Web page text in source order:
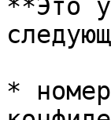
**Это
*